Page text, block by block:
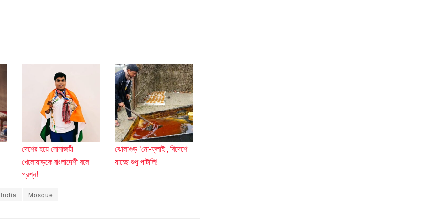
দেশের হয়ে সোনাজয়ী
খেলোয়াড়কে বাংলাদেশী বলে
প্রশ্ন!
ঝোলাগুড় ‘নো-ফ্লাই’, বিদেশে
যাচ্ছে শুধু পাটালি!
India Mosque